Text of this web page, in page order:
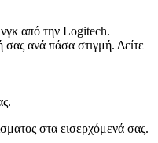
από την Logitech.
ανά πάσα στιγμή. Δείτε
στα εισερχόμενά σας.